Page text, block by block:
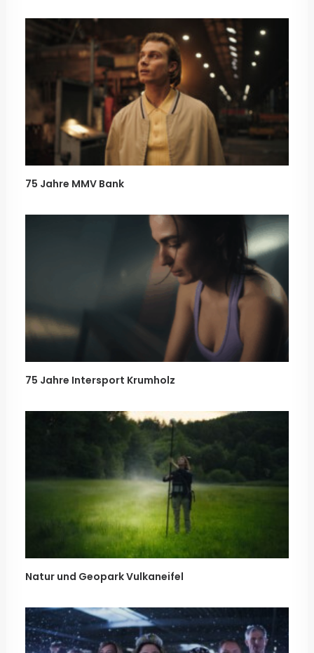
75 Jahre MMV Bank
75 Jahre Intersport Krumholz
Natur und Geopark Vulkaneifel